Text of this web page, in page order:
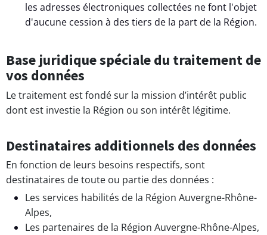
les adresses électroniques collectées ne font l'objet
d'aucune cession à des tiers de la part de la Région.
Base juridique spéciale du traitement de
vos données
Le traitement est fondé sur la mission d’intérêt public
dont est investie la Région ou son intérêt légitime.
Destinataires additionnels des données
En fonction de leurs besoins respectifs, sont
destinataires de toute ou partie des données :
Les services habilités de la Région Auvergne-Rhône-
Alpes,
Les partenaires de la Région Auvergne-Rhône-Alpes,